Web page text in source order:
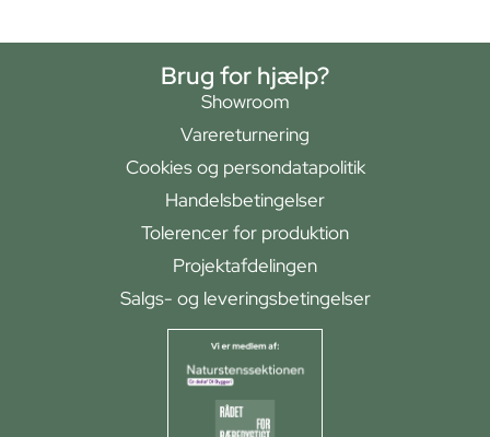
Brug for hjælp?
Showroom
Varereturnering
Cookies og persondatapolitik
Handelsbetingelser
Tolerencer for produktion
Projektafdelingen
Salgs- og leveringsbetingelser